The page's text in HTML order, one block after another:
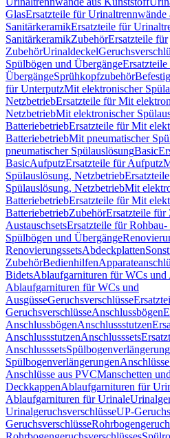
GlasErsatzteile für Urinaltrennwände
SanitärkeramikErsatzteile für
SanitärkeramikZubehörErsatzteile für
ZubehörUrinaldeckel
Spülbögen und Übergänge
ÜbergängeSprühkopfzubehör
für UnterputzMit elektronischer
NetzbetriebErsatzteile für Mit
NetzbetriebMit elektronischer
BatteriebetriebErsatzteile für Mit
BatteriebetriebMit pneumatischer
pneumatischer SpülauslösungBasic
BasicAufputzErsatzteile für Aufputz
Spülauslösung, Netzbetrieb
Spülauslösung, NetzbetriebMit
BatteriebetriebErsatzteile für Mit
BatteriebetriebZubehörErsatzteile für
AustauschsetsErsatzteile für Rohbau-
Spülbögen und Übergänge
RenovierungssetsAbdeckplatten
ZubehörBedienhilfen
BidetsAblaufgarnituren für WCs und
Ablaufgarnituren für WCs und
AusgüsseGeruchsverschlüsse
GeruchsverschlüsseAnschlussbögen
AnschlussbögenAnschlussstutzen
AnschlussstutzenAnschlusssets
Anschlusssets
Spülbogenverlängerungen
Anschlüsse aus PVCManschetten und
DeckkappenAblaufgarnituren für
Ablaufgarnituren für Urinale
UrinalgeruchsverschlüsseUP-
Geruchsverschlüsse